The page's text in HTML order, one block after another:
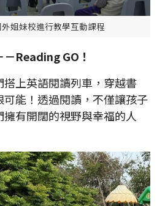
姐妹校進行教學互動課程
Reading GO！
上英語閱讀列車，穿越書
能！透過閱讀，不僅讓孩子
有開闊的視野與幸福的人